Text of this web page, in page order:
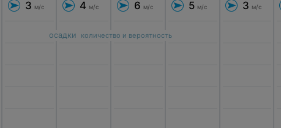
3 м/с 4 м/с 6 м/с 5 м/с 3 м/с
осадки количество и вероятность